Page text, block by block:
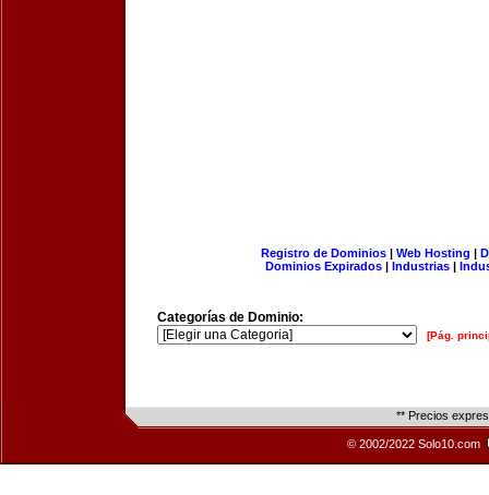
Registro de Dominios| Web Hosting |
Dominios Expirados | Industrias |
Categorías de Dominio:
[Pág.
** Precios
© 2002/2022 Solo10.com